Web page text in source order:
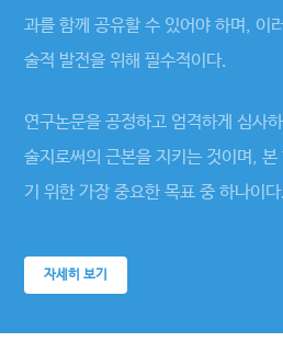
과를 함께 공유할 수 있어야 하며, 이
술적 발전을 위해 필수적이다.
연구논문을 공정하고 엄격하게 심사
술지로써의 근본을 지키는 것이며,
기 위한 가장 중요한 목표 중 하나이다.
자세히 보기